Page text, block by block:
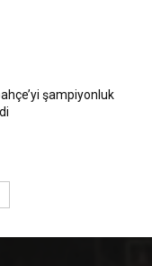
şampiyonluk